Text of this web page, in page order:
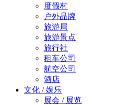
度假村
户外品牌
旅游局
旅游景点
旅行社
租车公司
航空公司
酒店
文化 / 娱乐
展会 / 展览